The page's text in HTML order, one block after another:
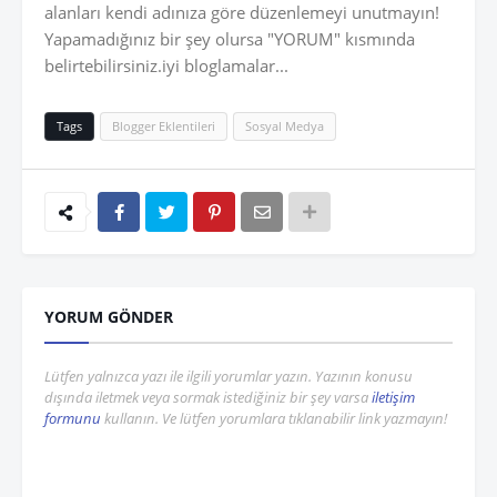
alanları kendi adınıza göre düzenlemeyi unutmayın!
Yapamadığınız bir şey olursa "YORUM" kısmında
belirtebilirsiniz.iyi bloglamalar...
Tags Blogger Eklentileri Sosyal Medya
YORUM GÖNDER
Lütfen yalnızca yazı ile ilgili yorumlar yazın. Yazının konusu
dışında iletmek veya sormak istediğiniz bir şey varsailetişim
formunu kullanın. Ve lütfen yorumlara tıklanabilir link yazmayın!